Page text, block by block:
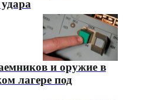
и оружие в
лагере под